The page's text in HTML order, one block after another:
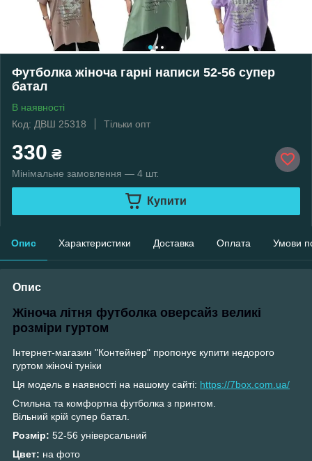
Футболка жіноча гарні написи 52-56 супер
батал
В наявності
Код: ДВШ 25318
Тільки опт
330 ₴
Мінімальне замовлення — 4 шт.
Купити
Опис Характеристики Доставка Оплата Умови
Опис
Жіноча літня футболка оверсайз великі
розміри гуртом
Інтернет-магазин "Контейнер" пропонує купити недорого
гуртом жіночі туніки
Ця модель в наявності на нашому сайті: https://7box.com.ua/
Стильна та комфортна футболка з принтом.
Вільний крій супер батал.
Розмір: 52-56 універсальний
Цвет: на фото